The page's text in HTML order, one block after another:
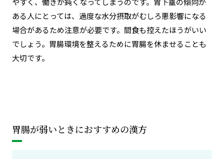
ある人にとっては、過度な水分摂取がむしろ悪影響になる
場合があるため注意が必要です。間食も控えたほうがいい
でしょう。胃腸環境を整えるために胃腸を休ませることも
大切です。
胃腸が弱いときにおすすめの漢方